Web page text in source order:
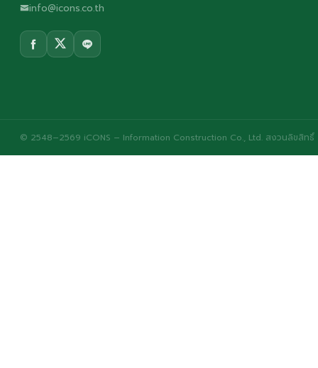
info@icons.co.th
© 2548–2569 iCONS – Information Construction Co., Ltd. สงวนลิขสิทธิ์